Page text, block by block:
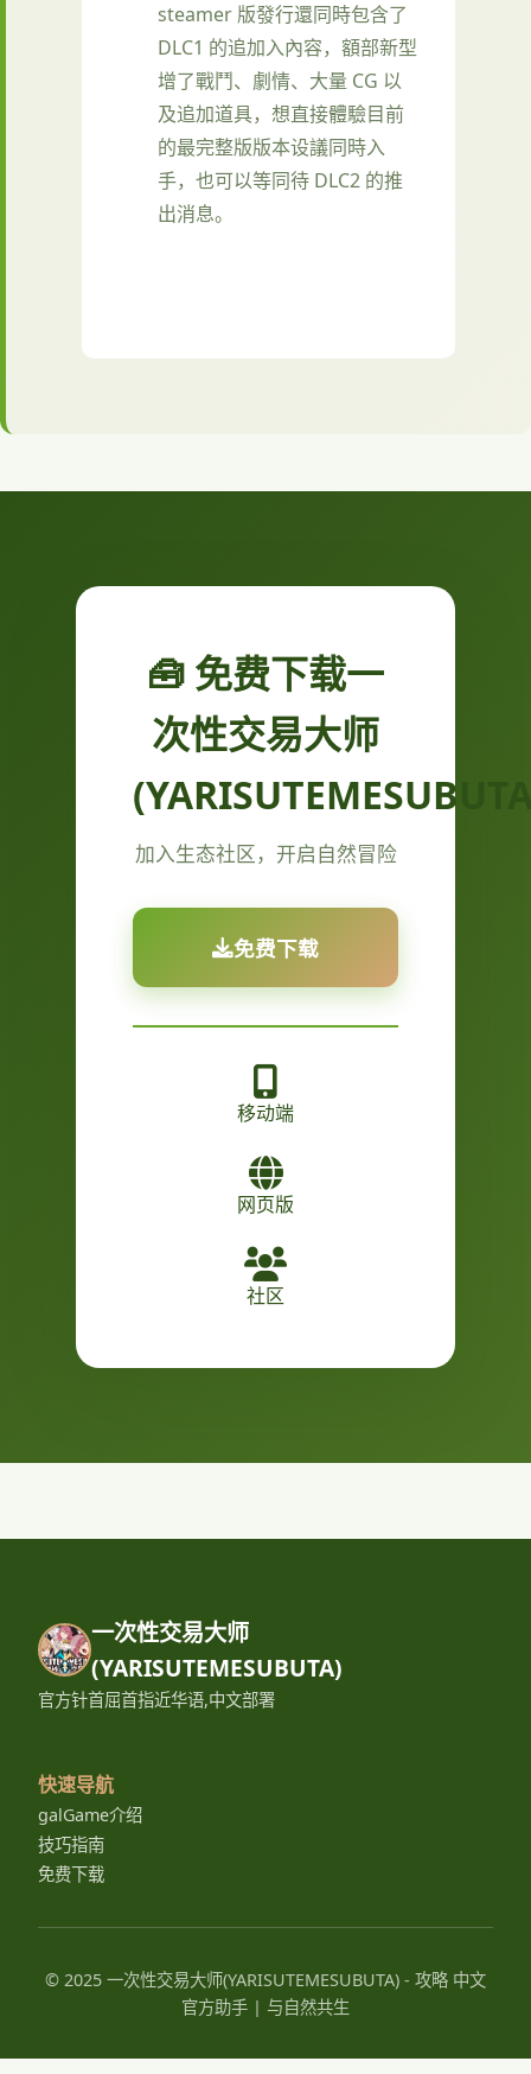
steamer 版發行還同時包含了
DLC1 的追加入內容，額部新型
增了戰鬥、劇情、大量 CG 以
及追加道具，想直接體驗目前
的最完整版版本设議同時入
手，也可以等同待 DLC2 的推
出消息。
🧰 免费下载一
次性交易大师
加入生态社区，开启自然冒险
免费下载
移动端
网页版
社区
一次性交易大师
(YARISUTEMESUBUTA)
官方针首屈首指近华语,中文部署
快速导航
galGame介绍
技巧指南
免费下载
© 2025 一次性交易大师(YARISUTEMESUBUTA) - 攻略 中文
官方助手 | 与自然共生